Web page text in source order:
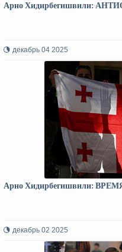
Арно Хидирбегишвили:
декабрь 04 2025
Арно Хидирбегишвили:
декабрь 02 2025